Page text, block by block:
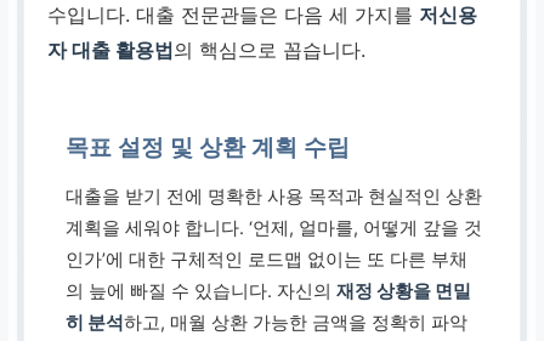
수입니다. 대출 전문관들은 다음 세 가지를 저신용
자 대출 활용법의 핵심으로 꼽습니다.
목표 설정 및 상환 계획 수립
대출을 받기 전에 명확한 사용 목적과 현실적인 상환
계획을 세워야 합니다. ‘언제, 얼마를, 어떻게 갚을 것
인가’에 대한 구체적인 로드맵 없이는 또 다른 부채
의 늪에 빠질 수 있습니다. 자신의재정 상황을 면밀
히 분석하고, 매월 상환 가능한 금액을 정확히 파악